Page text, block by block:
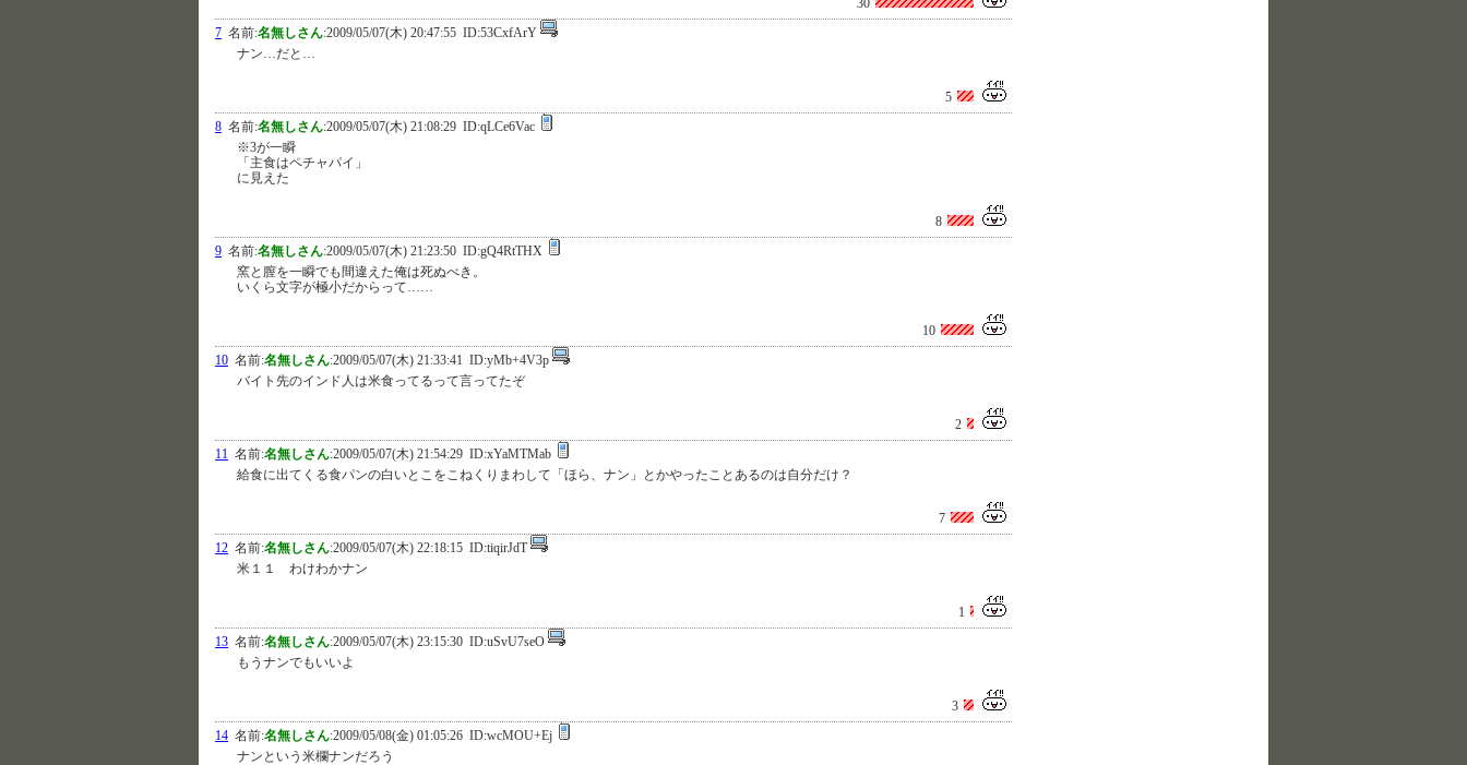
30
7 名前:名無しさん:2009/05/07(木) 20:47:55 ID:53CxfArY
ナン…だと…
5
8 名前:名無しさん:2009/05/07(木) 21:08:29 ID:qLCe6Vac
※3が一瞬
「主食はペチャパイ」
に見えた
8
9 名前:名無しさん:2009/05/07(木) 21:23:50 ID:gQ4RtTHX
窯と膣を一瞬でも間違えた俺は死ぬべき。
いくら文字が極小だからって……
10
10 名前:名無しさん:2009/05/07(木) 21:33:41 ID:yMb+4V3p
バイト先のインド人は米食ってるって言ってたぞ
2
11 名前:名無しさん:2009/05/07(木) 21:54:29 ID:xYaMTMab
給食に出てくる食パンの白いとこをこねくりまわして「ほら、ナン」とかやったことあるのは自分だけ？
7
12 名前:名無しさん:2009/05/07(木) 22:18:15 ID:tiqirJdT
米１１ わけわかナン
1
13 名前:名無しさん:2009/05/07(木) 23:15:30 ID:uSvU7seO
もうナンでもいいよ
3
14 名前:名無しさん:2009/05/08(金) 01:05:26 ID:wcMOU+Ej
ナンという米欄ナンだろう